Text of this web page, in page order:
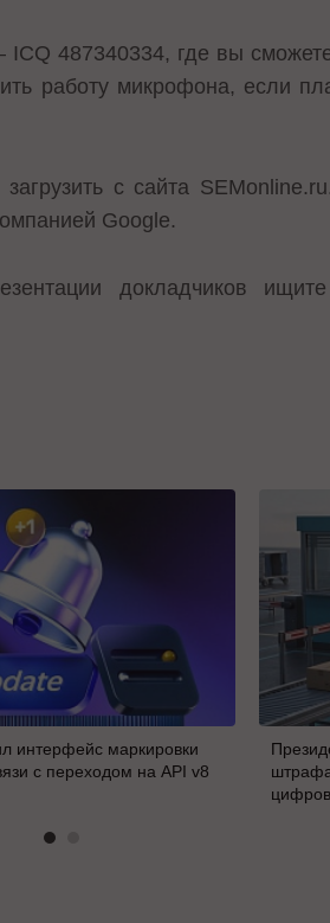
ICQ 487340334, где вы
работу микрофона, если
с сайта
Google.
докладчиков
интерфейс маркировки
с переходом на API v8